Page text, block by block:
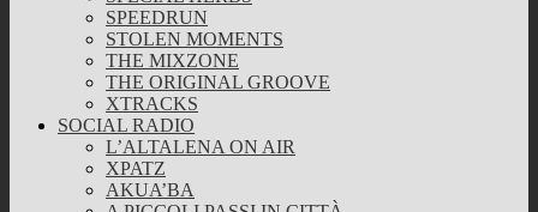
SPEEDRUN
STOLEN MOMENTS
THE MIXZONE
THE ORIGINAL GROOVE
XTRACKS
SOCIAL RADIO
L’ALTALENA ON AIR
XPATZ
AKUA’BA